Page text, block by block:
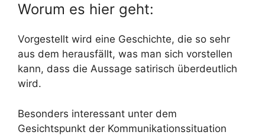
Worum es hier geht:
Vorgestellt wird eine Geschichte, die so sehr
aus dem herausfällt, was man sich vorstellen
kann, dass die Aussage satirisch überdeutlich
wird.
Besonders interessant unter dem
Gesichtspunkt der Kommunikationssituation